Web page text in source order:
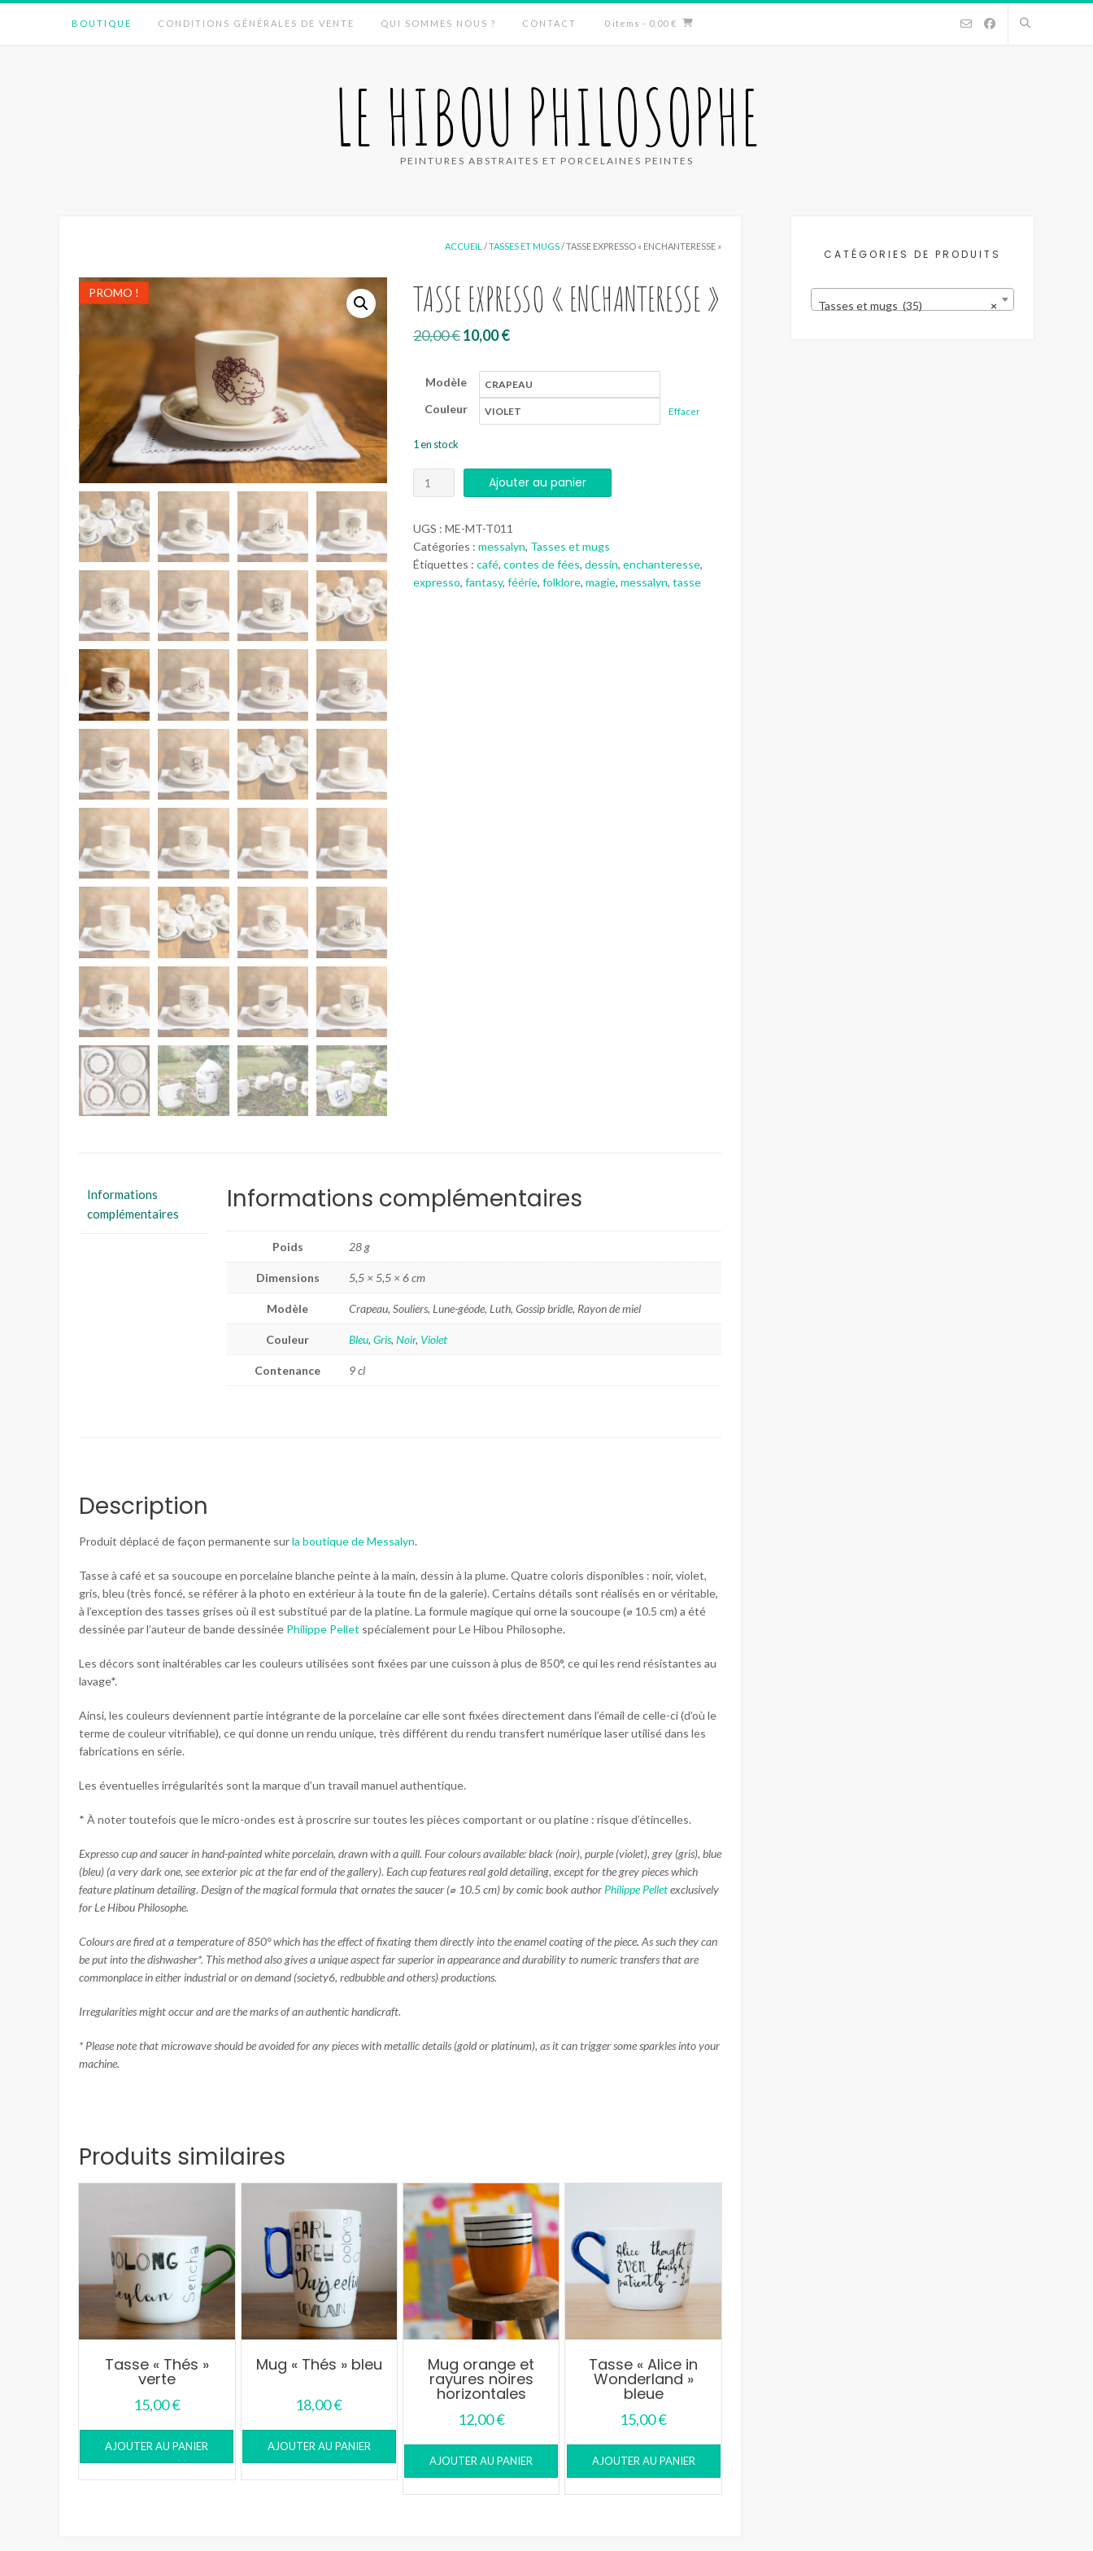
Skip
BOUTIQUE CONDITIONS GÉNÉRALES DE VENTE QUI SOMMES NOUS ? CONTACT 0 items - 0,00 €
LE HIBOU PHILOSOPHE
PEINTURES ABSTRAITES ET PORCELAINES PEINTES
ACCUEIL /TASSES ET MUGS/ TASSE EXPRESSO « ENCHANTERESSE »
PROMO ! TASSE EXPRESSO « ENCHANTERESSE »
20,00€Le
initial
était :
20,00 €.
10,00€Le
actuel
est :
10,00 €.
Modèle
Couleur
Effacer
1 en stock
quantité
de
expresso
"Enchanteresse"
Ajouter au panier
UGS : ME-MT-T011
Catégories : messalyn, Tasses et mugs
Étiquettes : café, contes de fées, dessin, enchanteresse,
expresso, fantasy, féérie, folklore, magie, messalyn, tasse
Informations
complémentaires
Informations complémentaires
Poids 28 g
Dimensions 5,5 × 5,5 × 6 cm
Modèle Crapeau, Souliers, Lune-géode, Luth, Gossip bridle, Rayon de miel
Couleur Bleu, Gris, Noir, Violet
Contenance 9 cl
Description
Produit déplacé de façon permanente surla boutique de Messalyn.
Tasse à café et sa soucoupe en porcelaine blanche peinte à la main, dessin à la plume. Quatre coloris disponibles : noir, violet,
gris, bleu (très foncé, se référer à la photo en extérieur à la toute fin de la galerie). Certains détails sont réalisés en or véritable,
à l’exception des tasses grises où il est substitué par de la platine. La formule magique qui orne la soucoupe (⌀ 10.5 cm) a été
dessinée par l’auteur de bande dessinée Philippe Pellet spécialement pour Le Hibou Philosophe.
Les décors sont inaltérables car les couleurs utilisées sont fixées par une cuisson à plus de 850°, ce qui les rend résistantes au
lavage*.
Ainsi, les couleurs deviennent partie intégrante de la porcelaine car elle sont fixées directement dans l’émail de celle-ci (d’où le
terme de couleur vitrifiable), ce qui donne un rendu unique, très différent du rendu transfert numérique laser utilisé dans les
fabrications en série.
Les éventuelles irrégularités sont la marque d’un travail manuel authentique.
* À noter toutefois que le micro-ondes est à proscrire sur toutes les pièces comportant or ou platine : risque d’étincelles.
Expresso cup and saucer in hand-painted white porcelain, drawn with a quill. Four colours available: black (noir), purple (violet), grey (gris), blue
(bleu) (a very dark one, see exterior pic at the far end of the gallery). Each cup features real gold detailing, except for the grey pieces which
feature platinum detailing. Design of the magical formula that ornates the saucer (⌀ 10.5 cm) by comic book author Philippe Pelletexclusively
for Le Hibou Philosophe.
Colours are fired at a temperature of 850° which has the effect of fixating them directly into the enamel coating of the piece. As such they can
be put into the dishwasher*. This method also gives a unique aspect far superior in appearance and durability to numeric transfers that are
commonplace in either industrial or on demand (society6, redbubble and others) productions.
Irregularities might occur and are the marks of an authentic handicraft.
* Please note that microwave should be avoided for any pieces with metallic details (gold or platinum), as it can trigger some sparkles into your
machine.
Produits similaires
Tasse « Thés »
verte
15,00€
AJOUTER AU PANIER
Mug « Thés » bleu
18,00€
AJOUTER AU PANIER
Mug orange et
rayures noires
horizontales
12,00€
AJOUTER AU PANIER
Tasse « Alice in
Wonderland »
bleue
15,00€
AJOUTER AU PANIER
CATÉGORIES DE PRODUITS
×
Tasses et mugs (35)